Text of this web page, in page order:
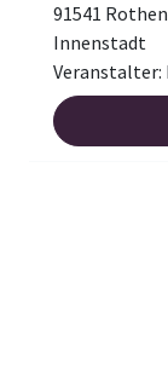
91541
Innenstadt
Veranstalter: